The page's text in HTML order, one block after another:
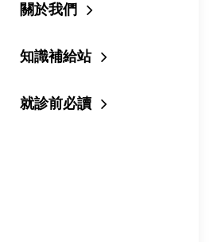
關於我們
知識補給站
就診前必讀